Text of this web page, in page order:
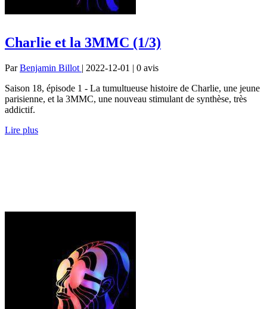
Charlie et la 3MMC (1/3)
ParBenjamin Billot | 2022-12-01 | 0 avis
Saison 18, épisode 1 - La tumultueuse histoire de Charlie, une jeune
parisienne, et la 3MMC, une nouveau stimulant de synthèse, très
addictif.
Lire plus